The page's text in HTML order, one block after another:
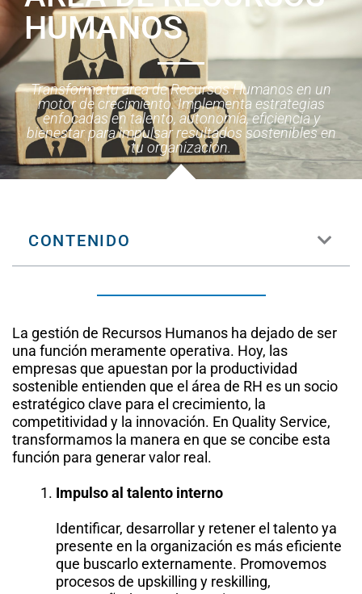
HUMANOS
Transforma tu área de Recursos Humanos en un
motor de crecimiento. Implementa estrategias
enfocadas en talento, autonomía, eficiencia y
bienestar para impulsar resultados sostenibles en
tu organización.
CONTENIDO
La gestión de Recursos Humanos ha dejado de ser
una función meramente operativa. Hoy, las
empresas que apuestan por la productividad
sostenible entienden que el área de RH es un socio
estratégico clave para el crecimiento, la
competitividad y la innovación. En Quality Service,
transformamos la manera en que se concibe esta
función para generar valor real.
Impulso al talento interno
Identificar, desarrollar y retener el talento ya
presente en la organización es más eficiente
que buscarlo externamente. Promovemos
procesos de upskilling y reskilling,